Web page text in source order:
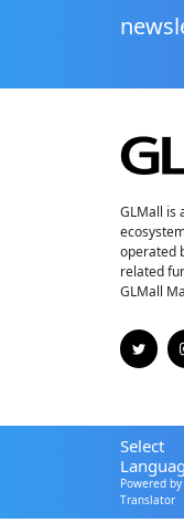
GLMall is
operated
related
GLMall
Select
Powered
Translator